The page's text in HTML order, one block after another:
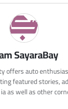
SayaraBay
offers auto
featured stories,
as well as other
advanced research